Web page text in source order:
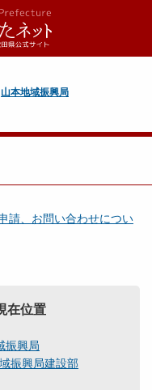
山本地域振興局
請、お問い合わせについ
在位置
振興局
振興局建設部